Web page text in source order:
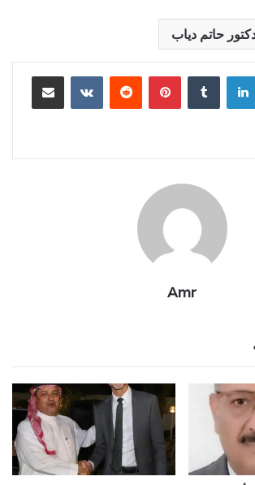
حاتم دياب
لينكدإن بينتيريست مشاركة عبر البريد
Amr